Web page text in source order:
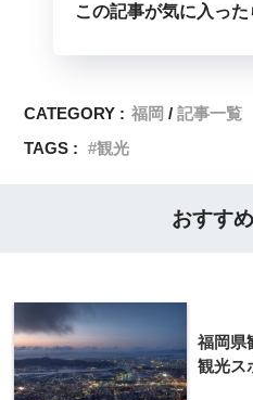
この記事が気に入っ
CATEGORY : 福岡
記事一覧
TAGS :
観光
おすす
福岡県
観光ス